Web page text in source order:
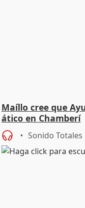
Maíllo cree que
ático en Chamberí
Sonido Totales